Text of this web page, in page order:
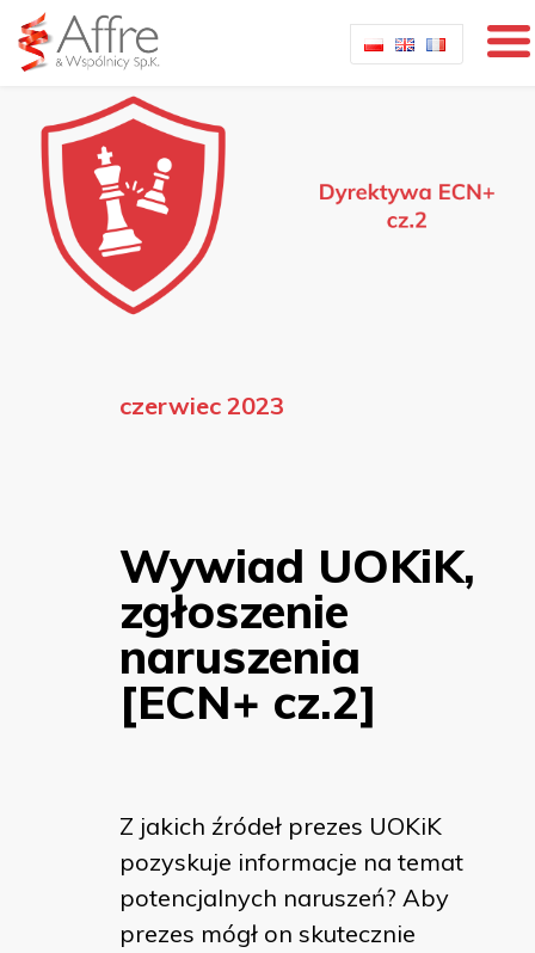
czerwiec 2023
Wywiad UOKiK,
zgłoszenie
naruszenia
[ECN+ cz.2]
Z jakich źródeł prezes UOKiK
pozyskuje informacje na temat
potencjalnych naruszeń? Aby
prezes mógł on skutecznie